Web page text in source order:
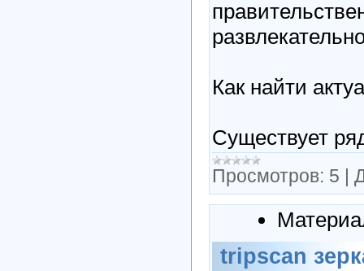
Как найти
Существует
Просмотров: 5 |
tripscan